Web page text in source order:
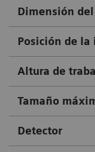
Dimensión
Posición de
Altura de
Tamaño
Detector